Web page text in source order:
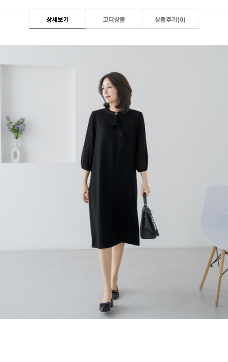
상세보기 코디상품 상품후기(0)